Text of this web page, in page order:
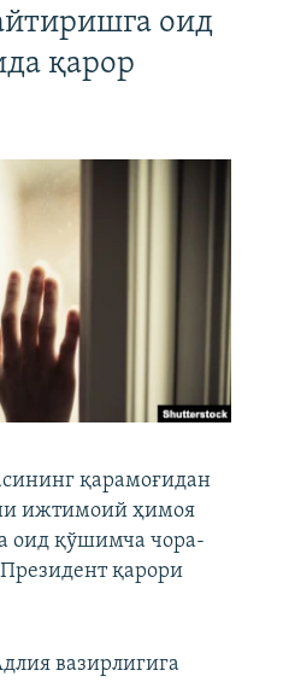
оид
қарор
қарамоғидан
ижтимоий ҳимоя
оид қўшимча чора-
қарори
вазирлигига